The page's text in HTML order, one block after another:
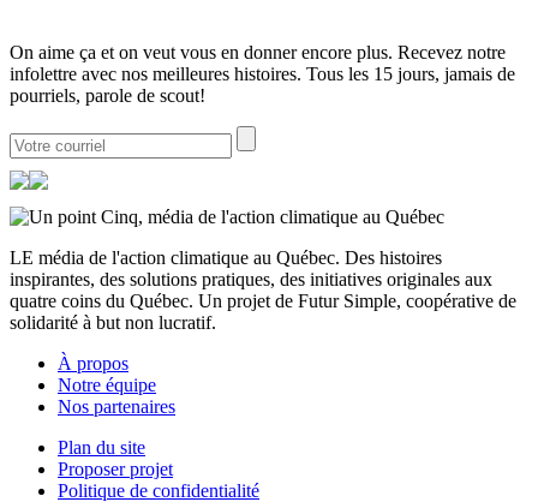
On aime ça et on veut vous en donner encore plus. Recevez notre
infolettre avec nos meilleures histoires. Tous les 15 jours, jamais de
pourriels, parole de scout!
LE média de l'action climatique au Québec. Des histoires
inspirantes, des solutions pratiques, des initiatives originales aux
quatre coins du Québec. Un projet de Futur Simple, coopérative de
solidarité à but non lucratif.
À propos
Notre équipe
Nos partenaires
Plan du site
Proposer projet
Politique de confidentialité